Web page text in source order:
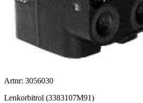
Artnr: 3056030
Lenkorbitrol (3383107M91)